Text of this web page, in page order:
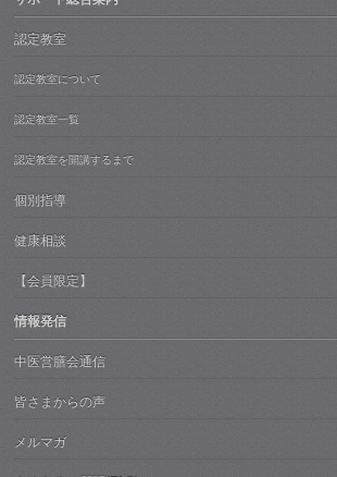
認定教室
認定教室について
認定教室一覧
認定教室を開講するまで
個別指導
健康相談
【会員限定】
情報発信
中医営膳会通信
皆さまからの声
メルマガ